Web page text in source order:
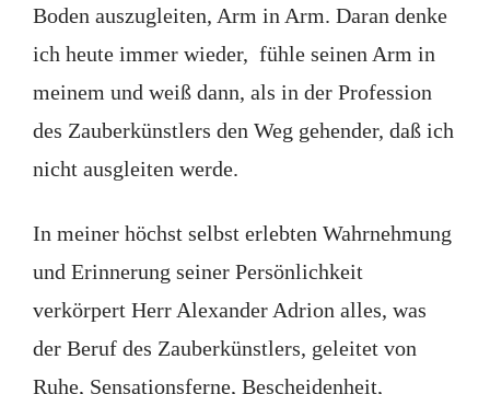
Boden auszugleiten, Arm in Arm. Daran denke
ich heute immer wieder, fühle seinen Arm in
meinem und weiß dann, als in der Profession
des Zauberkünstlers den Weg gehender, daß ich
nicht ausgleiten werde.
In meiner höchst selbst erlebten Wahrnehmung
und Erinnerung seiner Persönlichkeit
verkörpert Herr Alexander Adrion alles, was
der Beruf des Zauberkünstlers, geleitet von
Ruhe, Sensationsferne, Bescheidenheit,